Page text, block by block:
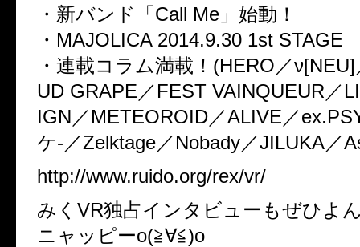
・新バンド「Call Me」始動！
・MAJOLICA 2014.9.30 1st STAGE
・連載コラム満載！(HERO／
UD GRAPE／FEST VAINQUEUR／
IGN／METEOROID／ALIVE／
ケ-／Zelktage／Nobady／JILUKA／
http://www.ruido.org/rex/vr/
みくVR独占インタビューもぜひよ
ニャッピーo(≧∀≦)o